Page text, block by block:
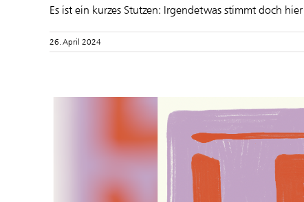
Es ist ein kurzes Stutzen: Irgendetwas stimmt doch
26. April 2024